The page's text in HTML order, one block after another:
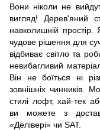
Вони ніколи не
вигляд! Дерев'яний
навколишній
чудове рішення для
відбиває світло та
невибагливий
Він не боїться ні
зовнішніх чинників.
стилі лофт, хай-тек
ви можете з
«Делівері» чи SAT.